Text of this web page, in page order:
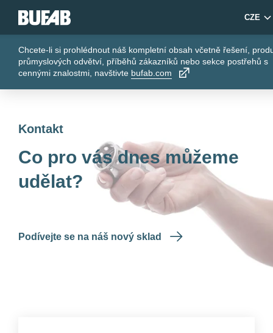
Chcete-li si prohlédnout náš kompletní obsah včetně řešení,
průmyslových odvětví, příběhů zákazníků nebo sekce postřehů s
cennými znalostmi, navštivte bufab.com
CZE
Kontakt
Co pro vás dnes můžeme
udělat?
Podívejte se na náš nový sklad